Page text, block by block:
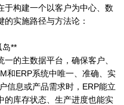
于构建一个以客户为中心、数
实施路径与方法论：
岛**
的主数据平台，确保客户、
和ERP系统中唯一、准确、实
信息或产品需求时，ERP能立
的库存状态、生产进度也能实